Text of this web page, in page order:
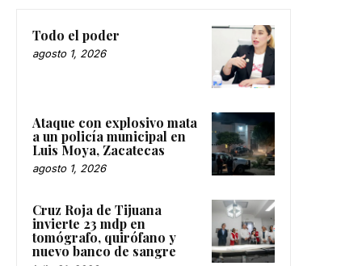
Todo el poder
agosto 1, 2026
Ataque con explosivo mata
a un policía municipal en
Luis Moya, Zacatecas
agosto 1, 2026
Cruz Roja de Tijuana
invierte 23 mdp en
tomógrafo, quirófano y
nuevo banco de sangre